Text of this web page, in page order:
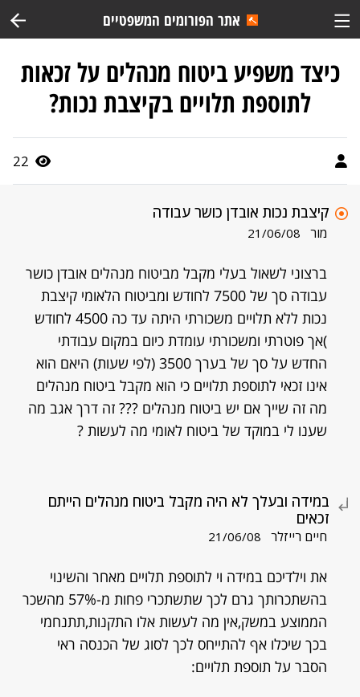
אתר הפורומים המשפטיים
כיצד משפיע ביטוח מנהלים על זכאות
לתוספת תלויים בקיצבת נכות?
22
קיצבת נכות אובדן כושר עבודה
מור 21/06/08
ברצוני לשאול בעלי מקבל מביטוח מנהלים אובדן כושר
עבודה סך של 7500 לחודש ומביטוח הלאומי קיצבת
נכות ללא תלויים משכורתי היתה עד כה 4500 לחודש
)אך פוטרתי ומשכורתי עומדת כיום במקום עבודתי
החדש על סך של בערך 3500 (לפי שעות) היאם הוא
אינו זכאי לתוספת תלויים כי הוא מקבל ביטוח מנהלים
מה זה שייך אם יש ביטוח מנהלים ??? זה דרך אגב מה
שענו לי במוקד של ביטוח לאומי מה לעשות ?
במידה ובעלך לא היה מקבל ביטוח מנהלים הייתם
זכאים
חיים רייזלר 21/06/08
את וילדיכם במידה וי לתוספת תלויים מאחר והשינוי
בהשתכרותך גרם לכך שתשתכרי פחות מ-57% מהשכר
הממוצע במשק,אין מה לעשות אלו התקנות,תתנחמי
בכך שיכלו אף להתייחס לכך לסוג של הכנסה ראי
הסבר על תוספת תלויים: